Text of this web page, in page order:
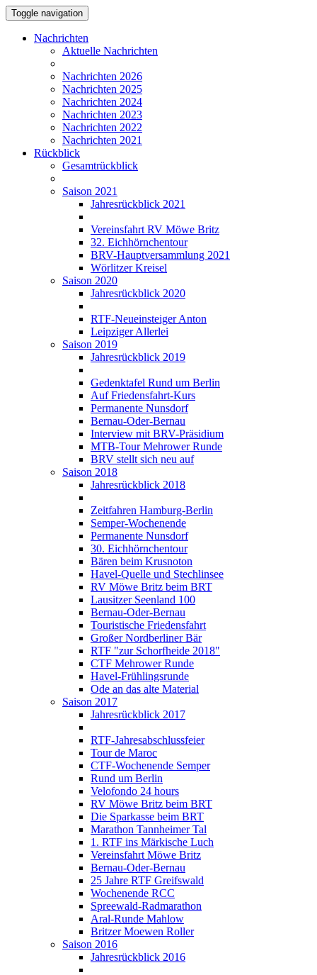
Toggle navigation
Nachrichten
Aktuelle Nachrichten
Nachrichten 2026
Nachrichten 2025
Nachrichten 2024
Nachrichten 2023
Nachrichten 2022
Nachrichten 2021
Rückblick
Gesamtrückblick
Saison 2021
Jahresrückblick 2021
Vereinsfahrt RV Möwe Britz
32. Eichhörnchentour
BRV-Hauptversammlung 2021
Wörlitzer Kreisel
Saison 2020
Jahresrückblick 2020
RTF-Neueinsteiger Anton
Leipziger Allerlei
Saison 2019
Jahresrückblick 2019
Gedenktafel Rund um Berlin
Auf Friedensfahrt-Kurs
Permanente Nunsdorf
Bernau-Oder-Bernau
Interview mit BRV-Präsidium
MTB-Tour Mehrower Runde
BRV stellt sich neu auf
Saison 2018
Jahresrückblick 2018
Zeitfahren Hamburg-Berlin
Semper-Wochenende
Permanente Nunsdorf
30. Eichhörnchentour
Bären beim Krusnoton
Havel-Quelle und Stechlinsee
RV Möwe Britz beim BRT
Lausitzer Seenland 100
Bernau-Oder-Bernau
Touristische Friedensfahrt
Großer Nordberliner Bär
RTF "zur Schorfheide 2018"
CTF Mehrower Runde
Havel-Frühlingsrunde
Ode an das alte Material
Saison 2017
Jahresrückblick 2017
RTF-Jahresabschlussfeier
Tour de Maroc
CTF-Wochenende Semper
Rund um Berlin
Velofondo 24 hours
RV Möwe Britz beim BRT
Die Sparkasse beim BRT
Marathon Tannheimer Tal
1. RTF ins Märkische Luch
Vereinsfahrt Möwe Britz
Bernau-Oder-Bernau
25 Jahre RTF Greifswald
Wochenende RCC
Spreewald-Radmarathon
Aral-Runde Mahlow
Britzer Moewen Roller
Saison 2016
Jahresrückblick 2016